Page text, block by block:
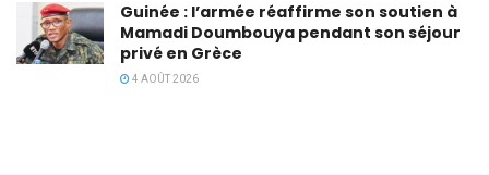
Guinée : l’armée réaffirme son soutien à
Mamadi Doumbouya pendant son séjour
privé en Grèce
4 AOÛT 2026